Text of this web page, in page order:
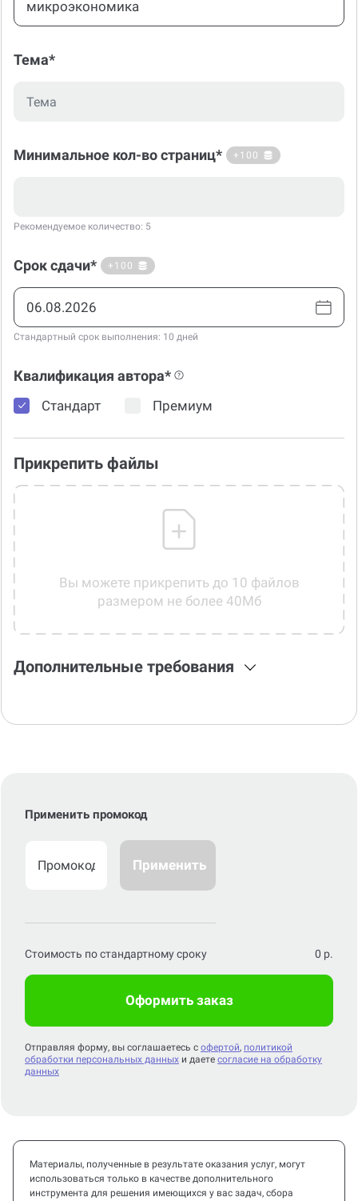
Тема*
Минимальное кол-во страниц* +100
Рекомендуемое количество: 5
Срок сдачи* +100
Стандартный срок выполнения: 10 дней
Квалификация автора*
Стандарт Премиум
Прикрепить файлы
Вы можете прикрепить до 10 файлов
размером не более 40Мб
Дополнительные требования
Применить промокод
Применить
Стоимость по стандартному сроку 0 р.
Оформить заказ
Отправляя форму, вы соглашаетесь с офертой, политикой
обработки персональных данных и даете согласие на обработку
данных
Материалы, полученные в результате оказания услуг, могут
использоваться только в качестве дополнительного
инструмента для решения имеющихся у вас задач, сбора